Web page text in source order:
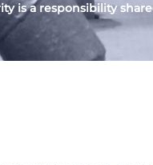
is a responsibility